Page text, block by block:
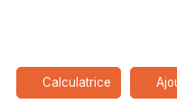
Calculatrice